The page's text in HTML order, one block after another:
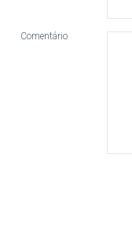
Comentário